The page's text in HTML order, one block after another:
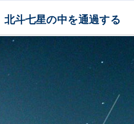
斗七星の中を通過する